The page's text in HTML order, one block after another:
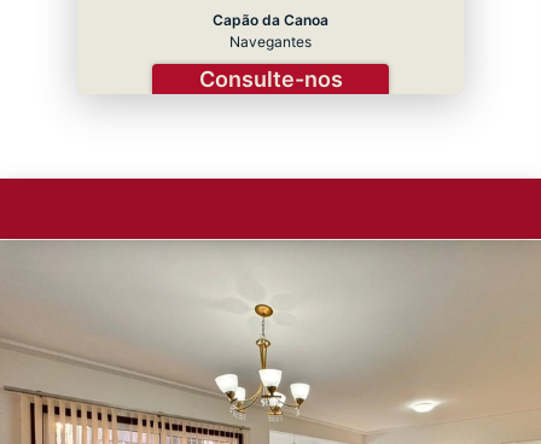
Capão da Canoa
Navegantes
Consulte-nos